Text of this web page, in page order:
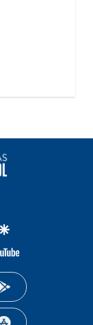
google
youtube-